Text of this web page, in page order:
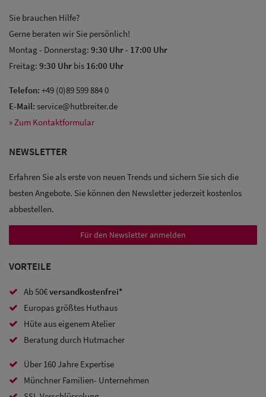
Sie brauchen Hilfe?
Gerne beraten wir Sie persönlich!
Montag - Donnerstag: 9:30 Uhr- 17:00 Uhr
Freitag: 9:30 Uhr bis 16:00 Uhr
Telefon: +49 (0)89 599 884 0
E-Mail: service@hutbreiter.de
» Zum Kontaktformular
NEWSLETTER
Erfahren Sie als erste von neuen Trends und sichern Sie sich die
besten Angebote. Sie können den Newsletter jederzeit kostenlos
abbestellen.
Für den Newsletter anmelden
VORTEILE
Ab 50€versandkostenfrei*
Europas größtes Huthaus
Hüte aus eigenem Atelier
Beratung durch Hutmacher
Über 160 Jahre Expertise
Münchner Familien- Unternehmen